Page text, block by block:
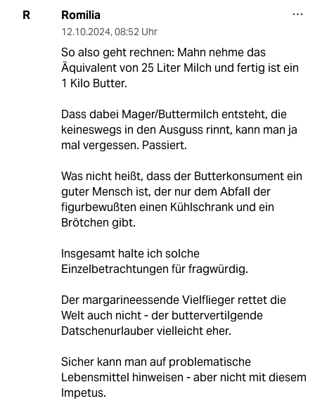
R Romilia
12.10.2024, 08:52 Uhr
So also geht rechnen: Mahn nehme das
Äquivalent von 25 Liter Milch und fertig ist ein
1 Kilo Butter.
Dass dabei Mager/Buttermilch entsteht, die
keineswegs in den Ausguss rinnt, kann man ja
mal vergessen. Passiert.
Was nicht heißt, dass der Butterkonsument ein
guter Mensch ist, der nur dem Abfall der
figurbewußten einen Kühlschrank und ein
Brötchen gibt.
Insgesamt halte ich solche
Einzelbetrachtungen für fragwürdig.
Der margarineessende Vielflieger rettet die
Welt auch nicht - der buttervertilgende
Datschenurlauber vielleicht eher.
Sicher kann man auf problematische
Lebensmittel hinweisen - aber nicht mit diesem
Impetus.